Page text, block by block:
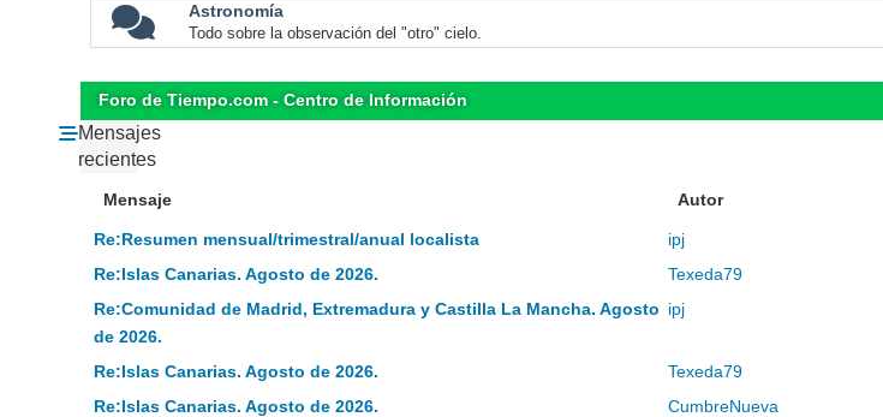
Astronomía
Todo sobre la observación del "otro" cielo.
Foro de Tiempo.com - Centro de Información
Mensajes
recientes
Mensaje Autor
Re:Resumen mensual/trimestral/anual localista ipj
Re:Islas Canarias. Agosto de 2026.
Texeda79
Re:Comunidad de Madrid, Extremadura y Castilla La Mancha. Agosto
de 2026.
ipj
Re:Islas Canarias. Agosto de 2026. Texeda79
Re:Islas Canarias. Agosto de 2026.
CumbreNueva